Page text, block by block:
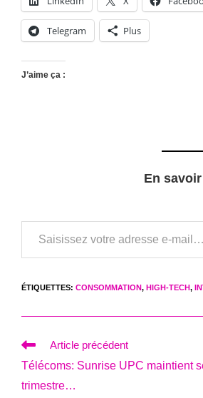
Telegram Plus
J’aime ça :
En
Saisissez votre adresse e-mail…
ÉTIQUETTES: CONSOMMATION, HIGH-TECH,
Read
more
articles
Article précédent
Télécoms: Sunrise UPC maintient
trimestre…